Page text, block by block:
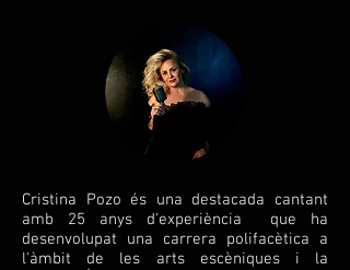
Cristina Pozo és una destacada cantant
amb 25 anys d'experiència que ha
desenvolupat una carrera polifacètica a
l'àmbit de les arts escèniques i la